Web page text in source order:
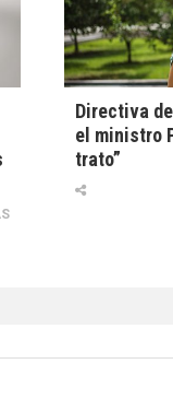
Directiva
el ministro
trato”